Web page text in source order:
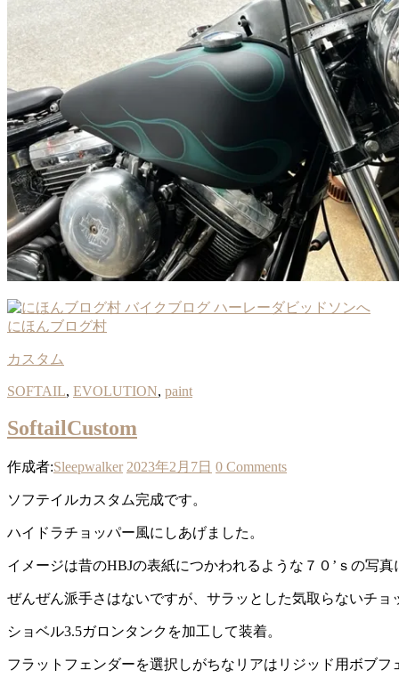
にほんブログ村
カスタム
SOFTAIL, EVOLUTION, paint
SoftailCustom
作成者:Sleepwalker 2023年2月7日 0 Comments
ソフテイルカスタム完成です。
ハイドラチョッパー風にしあげました。
イメージは昔のHBJの表紙につかわれるような７０’ｓの写
ぜんぜん派手さはないですが、サラッとした気取らないチョ
ショベル3.5ガロンタンクを加工して装着。
フラットフェンダーを選択しがちなリアはリジッド用ボブフ